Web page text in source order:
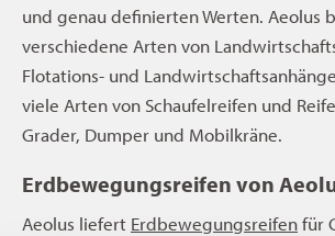
und genau definierten Werten. Aeolus
verschiedene Arten von
Flotations- und
viele Arten von Schaufelreifen und
Grader, Dumper und Mobilkräne.
Erdbewegungsreifen von
Aeolus liefert Erdbewegungsreifenfür